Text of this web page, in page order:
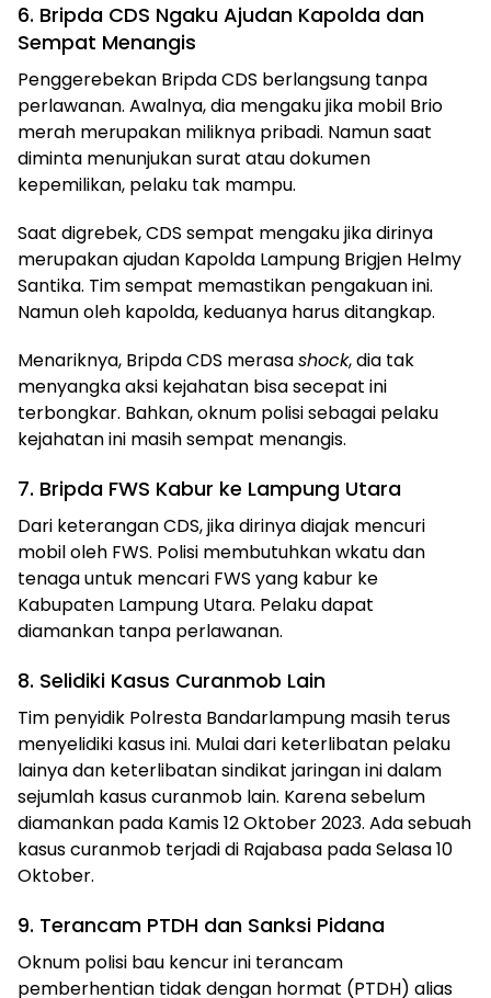
6. Bripda CDS Ngaku Ajudan Kapolda dan
Sempat Menangis
Penggerebekan Bripda CDS berlangsung tanpa
perlawanan. Awalnya, dia mengaku jika mobil Brio
merah merupakan miliknya pribadi. Namun saat
diminta menunjukan surat atau dokumen
kepemilikan, pelaku tak mampu.
Saat digrebek, CDS sempat mengaku jika dirinya
merupakan ajudan Kapolda Lampung Brigjen Helmy
Santika. Tim sempat memastikan pengakuan ini.
Namun oleh kapolda, keduanya harus ditangkap.
Menariknya, Bripda CDS merasashock, dia tak
menyangka aksi kejahatan bisa secepat ini
terbongkar. Bahkan, oknum polisi sebagai pelaku
kejahatan ini masih sempat menangis.
7. Bripda FWS Kabur ke Lampung Utara
Dari keterangan CDS, jika dirinya diajak mencuri
mobil oleh FWS. Polisi membutuhkan wkatu dan
tenaga untuk mencari FWS yang kabur ke
Kabupaten Lampung Utara. Pelaku dapat
diamankan tanpa perlawanan.
8. Selidiki Kasus Curanmob Lain
Tim penyidik Polresta Bandarlampung masih terus
menyelidiki kasus ini. Mulai dari keterlibatan pelaku
lainya dan keterlibatan sindikat jaringan ini dalam
sejumlah kasus curanmob lain. Karena sebelum
diamankan pada Kamis 12 Oktober 2023. Ada sebuah
kasus curanmob terjadi di Rajabasa pada Selasa 10
Oktober.
9. Terancam PTDH dan Sanksi Pidana
Oknum polisi bau kencur ini terancam
pemberhentian tidak dengan hormat (PTDH) alias